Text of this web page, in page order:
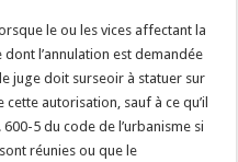
le ou les vices affectant la
dont l’annulation est demandée
juge doit surseoir à statuer sur
autorisation, sauf à ce qu’il
5 du code de l’urbanisme si
réunies ou que le